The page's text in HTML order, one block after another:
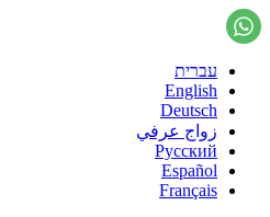
עברית
English
Deutsch
زواج عرفي
Русский
Español
Français